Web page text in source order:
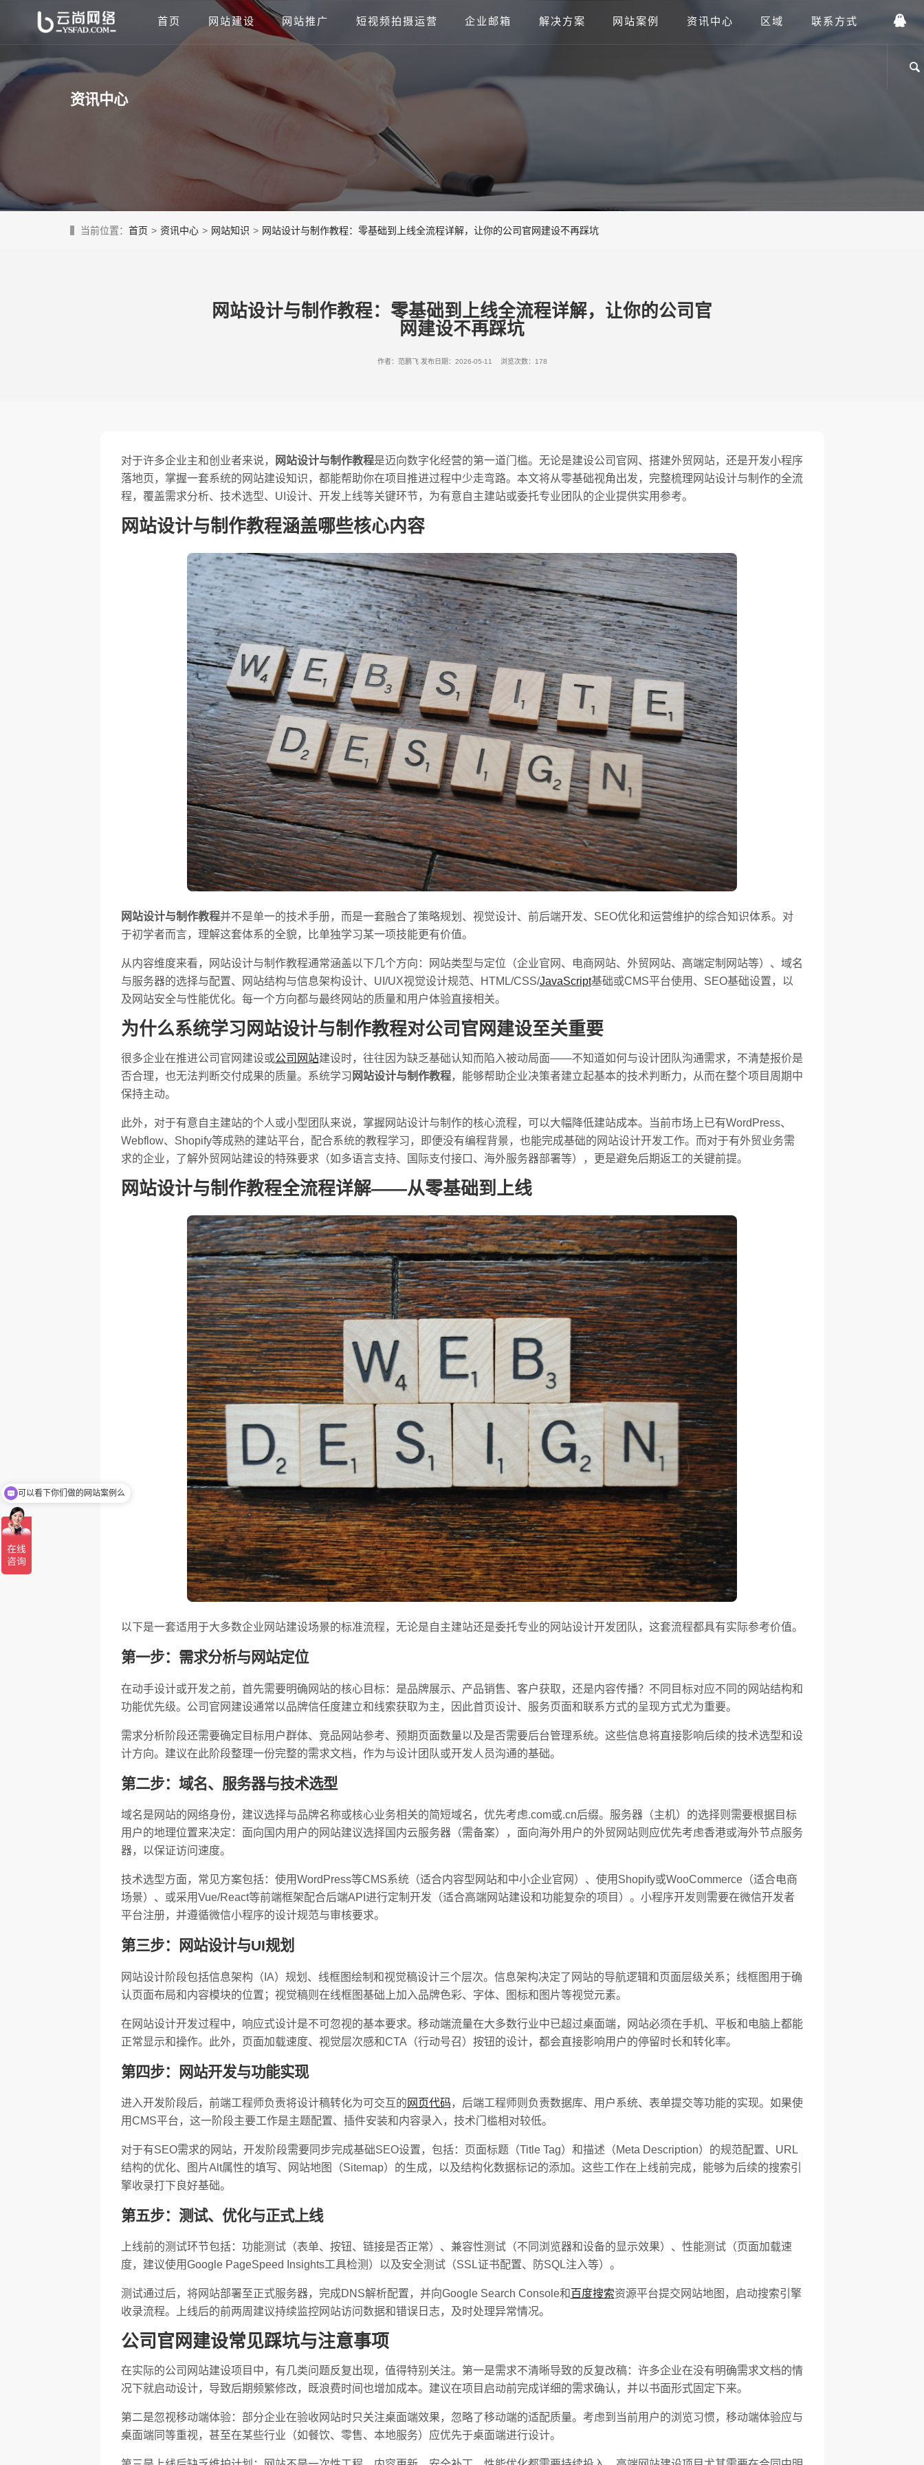
首页 网站建设 网站推广 短视频拍摄运营 企业邮箱 解决方案 网站案例 资讯中心 区域 联系方式
资讯中心
当前位置： 首页 > 资讯中心 > 网站知识 > 网站设计与制作教程：零基础到上线全流程详解，让你的公司官网建设不再踩坑
网站设计与制作教程：零基础到上线全流程详解，让你的公司官
网建设不再踩坑
作者：范鹏飞 发布日期：2026-05-11 浏览次数：178
对于许多企业主和创业者来说， 网站设计与制作教程是迈向数字化经营的第一道门槛。无论是建设公司官网、搭建外贸网站，还是开发小程序
落地页，掌握一套系统的网站建设知识，都能帮助你在项目推进过程中少走弯路。本文将从零基础视角出发，完整梳理网站设计与制作的全流
程，覆盖需求分析、技术选型、UI设计、开发上线等关键环节，为有意自主建站或委托专业团队的企业提供实用参考。
网站设计与制作教程涵盖哪些核心内容
网站设计与制作教程并不是单一的技术手册，而是一套融合了策略规划、视觉设计、前后端开发、SEO优化和运营维护的综合知识体系。对
于初学者而言，理解这套体系的全貌，比单独学习某一项技能更有价值。
从内容维度来看，网站设计与制作教程通常涵盖以下几个方向：网站类型与定位（企业官网、电商网站、外贸网站、高端定制网站等）、域名
与服务器的选择与配置、网站结构与信息架构设计、UI/UX视觉设计规范、HTML/CSS/JavaScript基础或CMS平台使用、SEO基础设置，以
及网站安全与性能优化。每一个方向都与最终网站的质量和用户体验直接相关。
为什么系统学习网站设计与制作教程对公司官网建设至关重要
很多企业在推进公司官网建设或公司网站建设时，往往因为缺乏基础认知而陷入被动局面——不知道如何与设计团队沟通需求，不清楚报价是
否合理，也无法判断交付成果的质量。系统学习 网站设计与制作教程，能够帮助企业决策者建立起基本的技术判断力，从而在整个项目周期中
保持主动。
此外，对于有意自主建站的个人或小型团队来说，掌握网站设计与制作的核心流程，可以大幅降低建站成本。当前市场上已有WordPress、
Webflow、Shopify等成熟的建站平台，配合系统的教程学习，即便没有编程背景，也能完成基础的网站设计开发工作。而对于有外贸业务需
求的企业，了解外贸网站建设的特殊要求（如多语言支持、国际支付接口、海外服务器部署等），更是避免后期返工的关键前提。
网站设计与制作教程全流程详解——从零基础到上线
以下是一套适用于大多数企业网站建设场景的标准流程，无论是自主建站还是委托专业的网站设计开发团队，这套流程都具有实际参考价值。
第一步：需求分析与网站定位
在动手设计或开发之前，首先需要明确网站的核心目标：是品牌展示、产品销售、客户获取，还是内容传播？不同目标对应不同的网站结构和
功能优先级。公司官网建设通常以品牌信任度建立和线索获取为主，因此首页设计、服务页面和联系方式的呈现方式尤为重要。
需求分析阶段还需要确定目标用户群体、竞品网站参考、预期页面数量以及是否需要后台管理系统。这些信息将直接影响后续的技术选型和设
计方向。建议在此阶段整理一份完整的需求文档，作为与设计团队或开发人员沟通的基础。
第二步：域名、服务器与技术选型
域名是网站的网络身份，建议选择与品牌名称或核心业务相关的简短域名，优先考虑.com或.cn后缀。服务器（主机）的选择则需要根据目标
用户的地理位置来决定：面向国内用户的网站建议选择国内云服务器（需备案），面向海外用户的外贸网站则应优先考虑香港或海外节点服务
器，以保证访问速度。
技术选型方面，常见方案包括：使用WordPress等CMS系统（适合内容型网站和中小企业官网）、使用Shopify或WooCommerce（适合电商
场景）、或采用Vue/React等前端框架配合后端API进行定制开发（适合高端网站建设和功能复杂的项目）。小程序开发则需要在微信开发者
平台注册，并遵循微信小程序的设计规范与审核要求。
第三步：网站设计与UI规划
网站设计阶段包括信息架构（IA）规划、线框图绘制和视觉稿设计三个层次。信息架构决定了网站的导航逻辑和页面层级关系；线框图用于确
认页面布局和内容模块的位置；视觉稿则在线框图基础上加入品牌色彩、字体、图标和图片等视觉元素。
在网站设计开发过程中，响应式设计是不可忽视的基本要求。移动端流量在大多数行业中已超过桌面端，网站必须在手机、平板和电脑上都能
正常显示和操作。此外，页面加载速度、视觉层次感和CTA（行动号召）按钮的设计，都会直接影响用户的停留时长和转化率。
第四步：网站开发与功能实现
进入开发阶段后，前端工程师负责将设计稿转化为可交互的 网页代码，后端工程师则负责数据库、用户系统、表单提交等功能的实现。如果使
用CMS平台，这一阶段主要工作是主题配置、插件安装和内容录入，技术门槛相对较低。
对于有SEO需求的网站，开发阶段需要同步完成基础SEO设置，包括：页面标题（Title Tag）和描述（Meta Description）的规范配置、URL
结构的优化、图片Alt属性的填写、网站地图（Sitemap）的生成，以及结构化数据标记的添加。这些工作在上线前完成，能够为后续的搜索引
擎收录打下良好基础。
第五步：测试、优化与正式上线
上线前的测试环节包括：功能测试（表单、按钮、链接是否正常）、兼容性测试（不同浏览器和设备的显示效果）、性能测试（页面加载速
度，建议使用Google PageSpeed Insights工具检测）以及安全测试（SSL证书配置、防SQL注入等）。
测试通过后，将网站部署至正式服务器，完成DNS解析配置，并向Google Search Console和百度搜索资源平台提交网站地图，启动搜索引擎
收录流程。上线后的前两周建议持续监控网站访问数据和错误日志，及时处理异常情况。
公司官网建设常见踩坑与注意事项
在实际的公司网站建设项目中，有几类问题反复出现，值得特别关注。第一是需求不清晰导致的反复改稿：许多企业在没有明确需求文档的情
况下就启动设计，导致后期频繁修改，既浪费时间也增加成本。建议在项目启动前完成详细的需求确认，并以书面形式固定下来。
第二是忽视移动端体验：部分企业在验收网站时只关注桌面端效果，忽略了移动端的适配质量。考虑到当前用户的浏览习惯，移动端体验应与
桌面端同等重视，甚至在某些行业（如餐饮、零售、本地服务）应优先于桌面端进行设计。
你们是网站怎么收费的呢